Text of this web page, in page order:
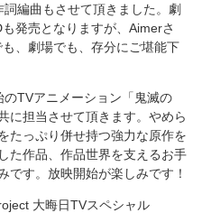
編曲もさせて頂きました。劇
発売となりますが、Aimerさ
、劇場でも、存分にご堪能下
TVアニメーション「鬼滅の
に担当させて頂きます。やめら
たっぷり併せ持つ強力な原作を
た作品、作品世界を支えるお手
です。放映開始が楽しみです！
大晦日TVスペシャル